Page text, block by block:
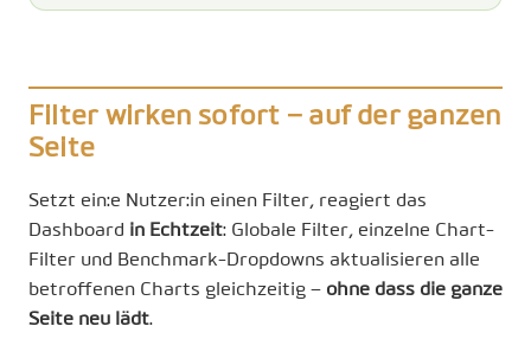
Filter wirken sofort – auf der ganzen
Seite
Setzt ein:e Nutzer:in einen Filter, reagiert das
Dashboard in Echtzeit: Globale Filter, einzelne Chart-
Filter und Benchmark-Dropdowns aktualisieren alle
betroffenen Charts gleichzeitig – ohne dass die ganze
Seite neu lädt.